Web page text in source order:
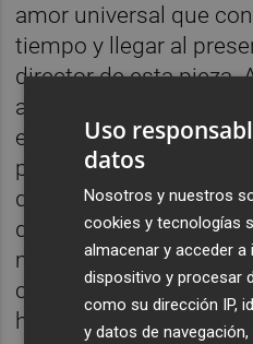
amor universal que
tiempo y llegar al
director de esta pieza.
a Adela, la actriz
encuentra una historia
por nuevos registros.
de poder hacer
distintos entre sí, y en
me llega Adela
como actriz y de esta
historia”.
Uso
datos
Nosotros y nuestros
cookies y tecnologías
almacenar y acceder
dispositivo y procesar
como su dirección IP,
y datos de